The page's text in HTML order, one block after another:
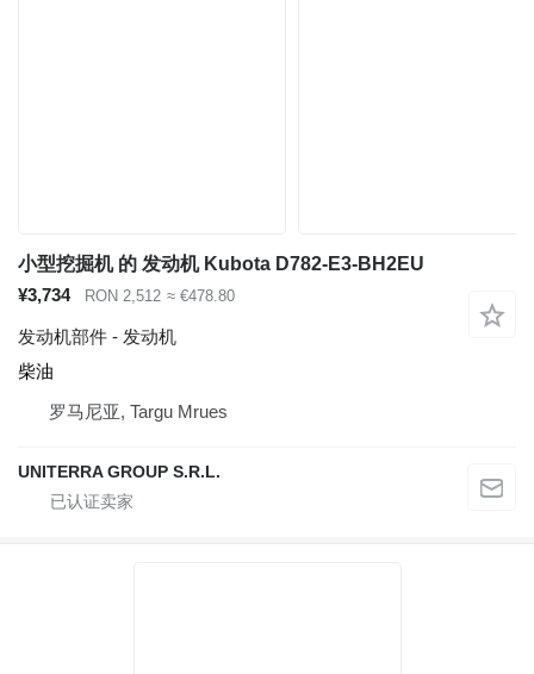
小型挖掘机 的 发动机 Kubota D782-E3-BH2EU
¥3,734
RON 2,512 ≈ €478.80
发动机部件 - 发动机
柴油
罗马尼亚, Targu Mrues
UNITERRA GROUP S.R.L.